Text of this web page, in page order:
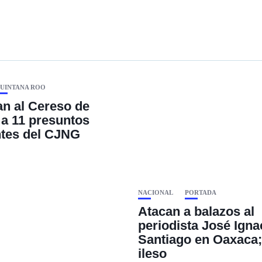
ROO
al Cereso de
11 presuntos
del CJNG
NACIONAL PORTADA
Atacan a balazos al
periodista José
Santiago en
ileso